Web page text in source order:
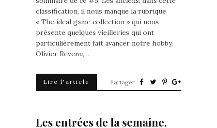
classification, il nous manque la rubrique
« The ideal game collection » qui nous
présente quelques vieilleries qui ont
particulièrement fait avancer notre hobby.
Olivier Revenu,…
Lire l'article Partager
Les entrées de la semaine.